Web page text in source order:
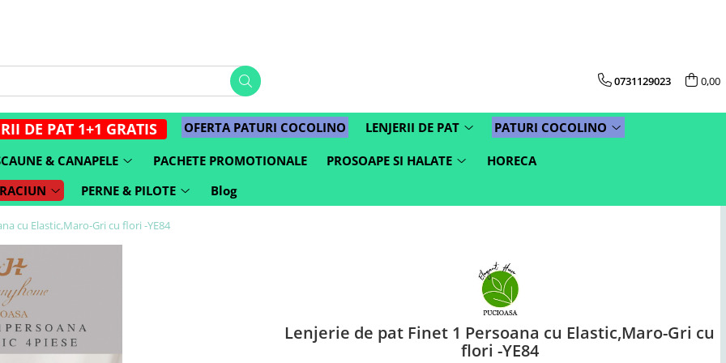
0731129023 0,00
DE PAT 1+1 GRATIS OFERTA PATURI COCOLINO LENJERII DE PAT PATURI COCOLINO
& CANAPELE PACHETE PROMOTIONALE PROSOAPE SI HALATE
HORECA
PERNE & PILOTE Blog
cu Elastic,Maro-Gri cu flori -YE84
Lenjerie de pat Finet 1 Persoana cu Elastic,Maro-Gri cu
flori -YE84